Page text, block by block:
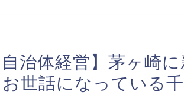
自治体経営】茅ヶ崎
世話になっている